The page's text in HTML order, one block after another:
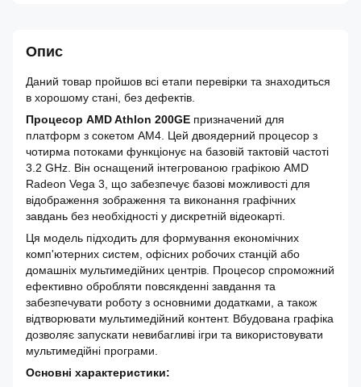
Опис
Даний товар пройшов всі етапи перевірки та знаходиться
в хорошому стані, без дефектів.
Процесор AMD Athlon 200GE призначений для
платформ з сокетом AM4. Цей двоядерний процесор з
чотирма потоками функціонує на базовій тактовій частоті
3.2 GHz. Він оснащений інтегрованою графікою AMD
Radeon Vega 3, що забезпечує базові можливості для
відображення зображення та виконання графічних
завдань без необхідності у дискретній відеокарті.
Ця модель підходить для формування економічних
комп'ютерних систем, офісних робочих станцій або
домашніх мультимедійних центрів. Процесор спроможний
ефективно обробляти повсякденні завдання та
забезпечувати роботу з основними додатками, а також
відтворювати мультимедійний контент. Вбудована графіка
дозволяє запускати невибагливі ігри та використовувати
мультимедійні програми.
Основні характеристики: